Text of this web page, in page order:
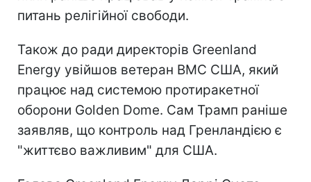
питань релігійної свободи.
Також до ради директорів Greenland
Energy увійшов ветеран ВМС США, який
працює над системою протиракетної
оборони Golden Dome. Сам Трамп раніше
заявляв, що контроль над Гренландією є
"життєво важливим" для США.